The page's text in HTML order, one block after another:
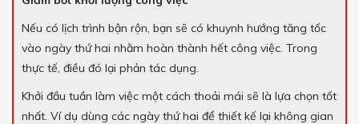
Nếu có lịch trình bận rộn, bạn sẽ có khuynh hướng tăng tốc
vào ngày thứ hai nhằm hoàn thành hết công việc. Trong
thực tế, điều đó lại phản tác dụng.
Khởi đầu tuần làm việc một cách thoải mái sẽ là lựa chọn tốt
nhất. Ví dụ dùng các ngày thứ hai để thiết kế lại không gian